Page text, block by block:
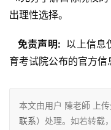
出理性选择。
  免责声明:
以上信息
育考试院公布的官方信
本文由用户 陳老師 上
联系）处理。如若转载